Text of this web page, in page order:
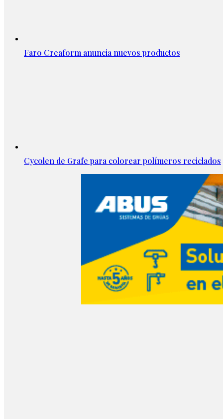
Faro Creaform anuncia nuevos productos
Cycolen de Grafe para colorear polímeros reciclados